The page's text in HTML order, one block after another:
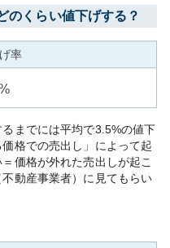
のくらい値下げする？
率
までには平均で3.5%の値下
格での売出し」によって起
価格が外れた売出しが起こ
動産事業者）に見てもらい